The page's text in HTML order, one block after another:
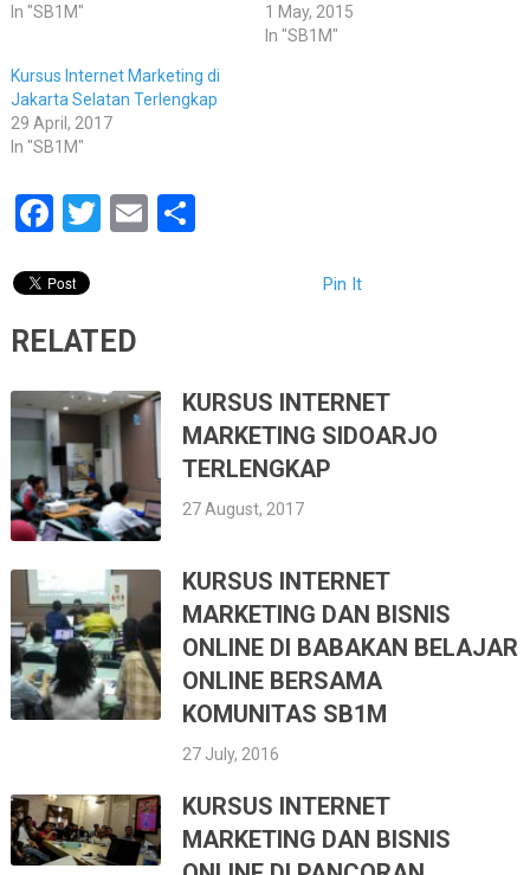
In "SB1M"
1 May, 2015
In "SB1M"
Kursus Internet Marketing di
Jakarta Selatan Terlengkap
29 April, 2017
In "SB1M"
Facebook
Twitter
EmailShare
Pin It
RELATED
KURSUS INTERNET
MARKETING SIDOARJO
TERLENGKAP
27 August, 2017
KURSUS INTERNET
MARKETING DAN BISNIS
ONLINE DI BABAKAN BELAJAR
ONLINE BERSAMA
KOMUNITAS SB1M
27 July, 2016
KURSUS INTERNET
MARKETING DAN BISNIS